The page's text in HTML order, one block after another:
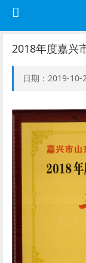
2018年度嘉兴
日期：2019-